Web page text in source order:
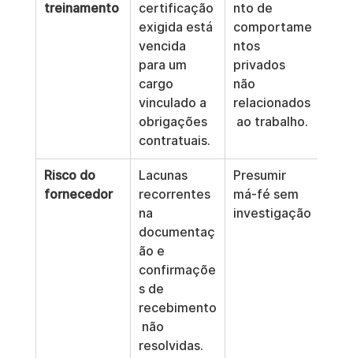
treinamento
certificação
exigida está
vencida
para um
cargo
vinculado a
obrigações
contratuais.
nto de
comportame
ntos
privados
não
relacionados
ao trabalho.
Risco do
fornecedor
Lacunas
recorrentes
na
documentaç
ão e
confirmaçõe
s de
recebimento
não
resolvidas.
Presumir
má-fé sem
investigação